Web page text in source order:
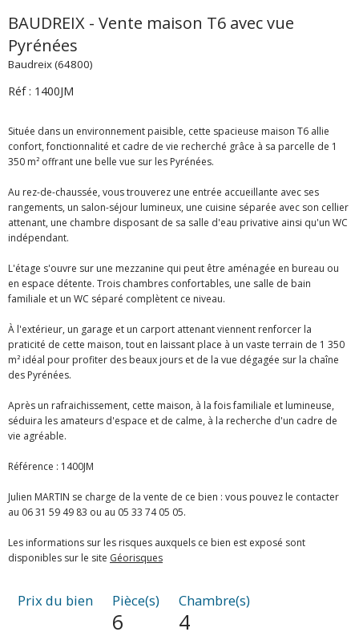
BAUDREIX - Vente maison T6 avec vue
Pyrénées
Baudreix (64800)
Réf : 1400JM
Située dans un environnement paisible, cette spacieuse maison T6 allie
confort, fonctionnalité et cadre de vie recherché grâce à sa parcelle de 1
350 m² offrant une belle vue sur les Pyrénées.
Au rez-de-chaussée, vous trouverez une entrée accueillante avec ses
rangements, un salon-séjour lumineux, une cuisine séparée avec son cellier
attenant, une chambre disposant de sa salle d'eau privative ainsi qu'un WC
indépendant.
L'étage s'ouvre sur une mezzanine qui peut être aménagée en bureau ou
en espace détente. Trois chambres confortables, une salle de bain
familiale et un WC séparé complètent ce niveau.
À l'extérieur, un garage et un carport attenant viennent renforcer la
praticité de cette maison, tout en laissant place à un vaste terrain de 1 350
m² idéal pour profiter des beaux jours et de la vue dégagée sur la chaîne
des Pyrénées.
Après un rafraichissement, cette maison, à la fois familiale et lumineuse,
séduira les amateurs d'espace et de calme, à la recherche d'un cadre de
vie agréable.
Référence : 1400JM
Julien MARTIN se charge de la vente de ce bien : vous pouvez le contacter
au 06 31 59 49 83 ou au 05 33 74 05 05.
Les informations sur les risques auxquels ce bien est exposé sont
disponibles sur le site Géorisques
Prix du bien Pièce(s)
6
Chambre(s)
4